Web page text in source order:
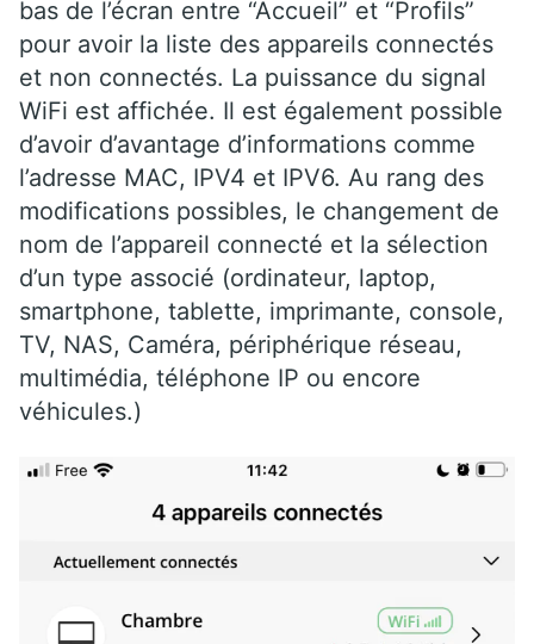
bas de l’écran entre “Accueil” et “Profils”
pour avoir la liste des appareils connectés
et non connectés. La puissance du signal
WiFi est affichée. Il est également possible
d’avoir d’avantage d’informations comme
l’adresse MAC, IPV4 et IPV6. Au rang des
modifications possibles, le changement de
nom de l’appareil connecté et la sélection
d’un type associé (ordinateur, laptop,
smartphone, tablette, imprimante, console,
TV, NAS, Caméra, périphérique réseau,
multimédia, téléphone IP ou encore
véhicules.)